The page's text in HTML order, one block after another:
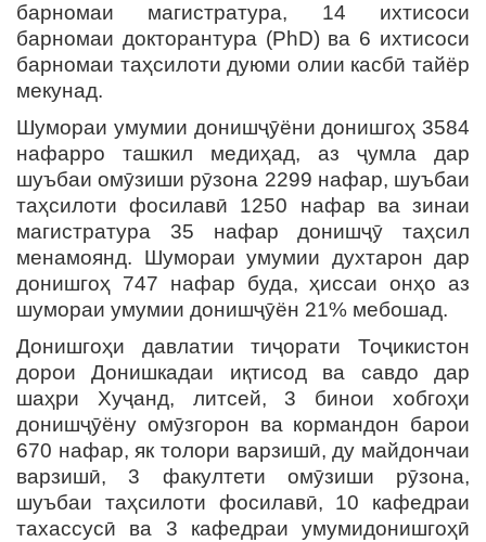
барномаи магистратура, 14 ихтисоси
барномаи докторантура (PhD) ва 6 ихтисоси
барномаи таҳсилоти дуюми олии касбӣ тайёр
мекунад.
Шумораи умумии донишҷӯёни донишгоҳ 3584
нафарро ташкил медиҳад, аз ҷумла дар
шуъбаи омӯзиши рӯзона 2299 нафар, шуъбаи
таҳсилоти фосилавӣ 1250 нафар ва зинаи
магистратура 35 нафар донишҷӯ таҳсил
менамоянд. Шумораи умумии духтарон дар
донишгоҳ 747 нафар буда, ҳиссаи онҳо аз
шумораи умумии донишҷӯён 21% мебошад.
Донишгоҳи давлатии тиҷорати Тоҷикистон
дорои Донишкадаи иқтисод ва савдо дар
шаҳри Хуҷанд, литсей, 3 бинои хобгоҳи
донишҷӯёну омӯзгорон ва кормандон барои
670 нафар, як толори варзишӣ, ду майдончаи
варзишӣ, 3 факултети омӯзиши рӯзона,
шуъбаи таҳсилоти фосилавӣ, 10 кафедраи
тахассусӣ ва 3 кафедраи умумидонишгоҳӣ